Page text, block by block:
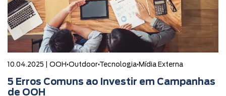
10.04.2025 | OOH •Outdoor•Tecnologia• Mídia Externa
5 Erros Comuns ao Investir em Campanhas
de OOH